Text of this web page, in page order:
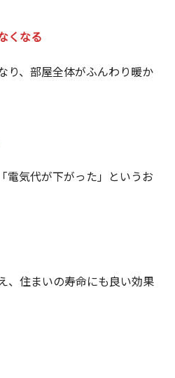
くなる
り、部屋全体がふんわり暖か
電気代が下がった」というお
、住まいの寿命にも良い効果